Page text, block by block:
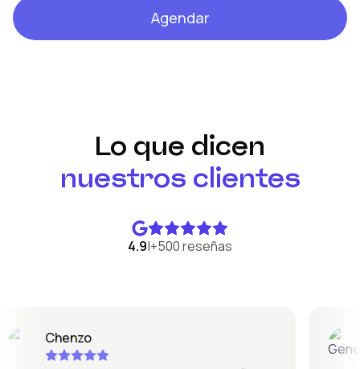
Agendar
Lo que dicen
nuestros clientes
4.9|+500 reseñas
Chenzo